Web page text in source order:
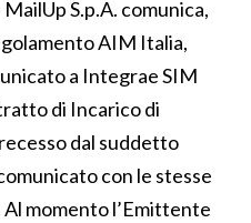
S.p.A. comunica,
AIM Italia,
a Integrae SIM
di Incarico di
dal suddetto
con le stesse
momento l’Emittente